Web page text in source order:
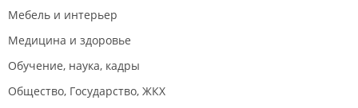
Мебель и интерьер
Медицина и здоровье
Обучение, наука, кадры
Общество, Государство, ЖКХ